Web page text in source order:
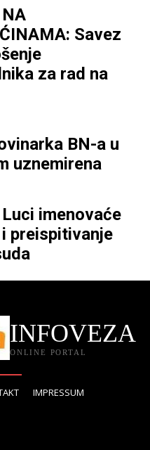
Savez
za rad na
BN-a u
uznemirena
imenovaće
preispitivanje
INFOVEZA
ONLINE PORTAL
IMPRESSUM